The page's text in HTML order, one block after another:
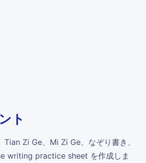
ト
Zi Ge、Mi Zi Ge、なぞり書き、
writing practice sheet を作成しま